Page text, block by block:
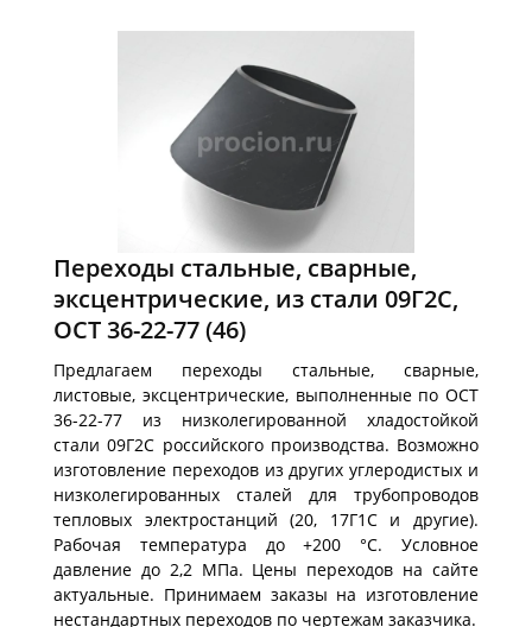
Переходы стальные, сварные,
эксцентрические, из стали 09Г2С,
ОСТ 36-22-77(46)
Предлагаем переходы стальные, сварные,
листовые, эксцентрические, выполненные по ОСТ
36-22-77 из низколегированной хладостойкой
стали 09Г2С российского производства. Возможно
изготовление переходов из других углеродистых и
низколегированных сталей для трубопроводов
тепловых электростанций (20, 17Г1С и другие).
Рабочая температура до +200 °С. Условное
давление до 2,2 МПа. Цены переходов на сайте
актуальные. Принимаем заказы на изготовление
нестандартных переходов по чертежам заказчика.